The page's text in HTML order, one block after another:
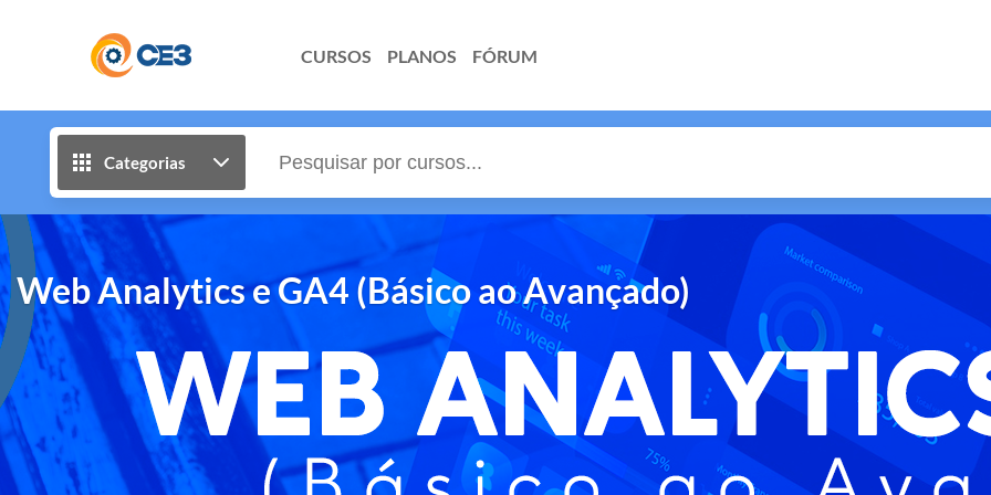
CURSOS PLANOS FÓRUM
Categorias
Web Analytics e GA4 (Básico ao Avançado)